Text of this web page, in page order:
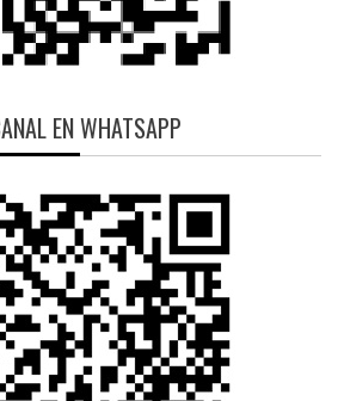
EN WHATSAPP